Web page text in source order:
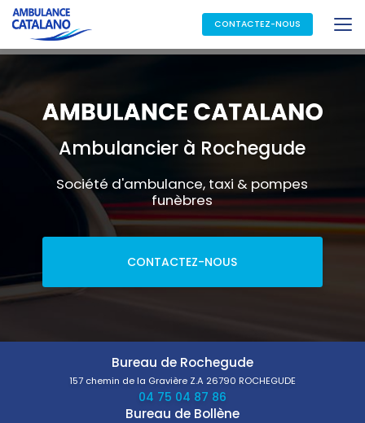
Aller
au
contenu
principal
CONTACTEZ-NOUS
Ambulancier à Rochegude
Société d'ambulance, taxi & pompes
funèbres
CONTACTEZ-NOUS
Bureau de Rochegude
157 chemin de la Gravière Z.A 26790 ROCHEGUDE
04 75 04 87 86
Bureau de Bollène